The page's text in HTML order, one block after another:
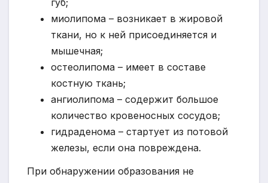
миолипома – возникает в жировой
ткани, но к ней присоединяется и
мышечная;
остеолипома – имеет в составе
костную ткань;
ангиолипома – содержит большое
количество кровеносных сосудов;
гидраденома – стартует из потовой
железы, если она повреждена.
При обнаружении образования не